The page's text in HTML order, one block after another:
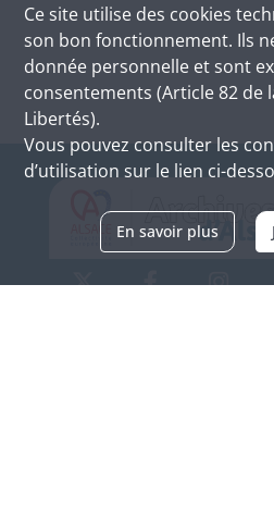
Ce site utilise des cookies
son bon fonctionnement. Ils
donnée personnelle et sont
consentements (Article 82 de
Libertés).
Vous pouvez consulter les
d’utilisation sur le lien ci-
En savoir plus